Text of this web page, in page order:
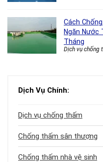
Cách
Ngăn Nước
Tháng
Dịch vụ chống
Dịch Vụ Chính:
Dịch vụ chống thấm
Chống thấm sân thượng
Chống thấm nhà vệ sinh